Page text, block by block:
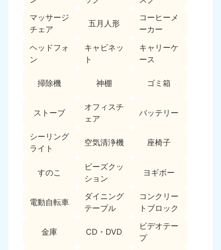
マッサージ
チェア
五月人形
コーヒーメ
ーカー
ヘッドフォ
ン
キャビネッ
ト
キャリーケ
ース
掃除機 神棚 ゴミ箱
ストーブ
オフィスチ
ェア
バッテリー
シーリング
ライト
空気清浄機 座椅子
すのこ
ビーズクッ
ション
ヨギボー
電動自転車
ダイニング
テーブル
コンクリー
トブロック
金庫 CD・DVD
ビデオテー
プ
福島県
050-1881-5271
関東
050-1881-5265 050-1881-5264
050-1881-5268
9:00〜19:00 年中無休 9:00〜19:00 年中無休
050-1881-5270
9:00〜19:00 年中無休
050-1881-5269
群馬県
9:00〜19:00 年中無休